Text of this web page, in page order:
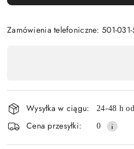
Zamówienia telefoniczne: 501-
i
dostawa
Wysyłka w ciągu: 24-48 h
Cena przesyłki: 0